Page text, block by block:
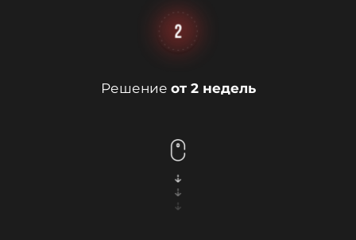
Решение от 2 недель